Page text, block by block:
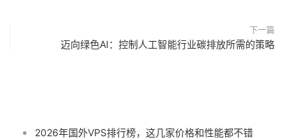
下一篇
迈向绿色AI：控制人工智能行业碳排放所需的策略
2026年国外VPS排行榜，这几家价格和性能都不错